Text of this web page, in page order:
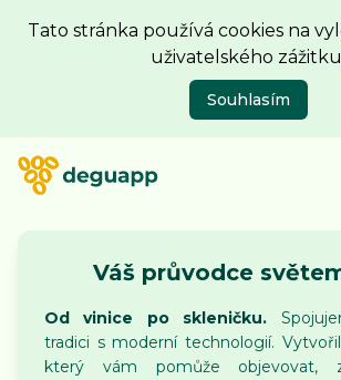
Tato stránka používá cookies na
uživatelského
Souhlasím
Váš průvodce
Od vinice po skleničku.
tradici s moderní technologií.
který vám pomůže objevovat,